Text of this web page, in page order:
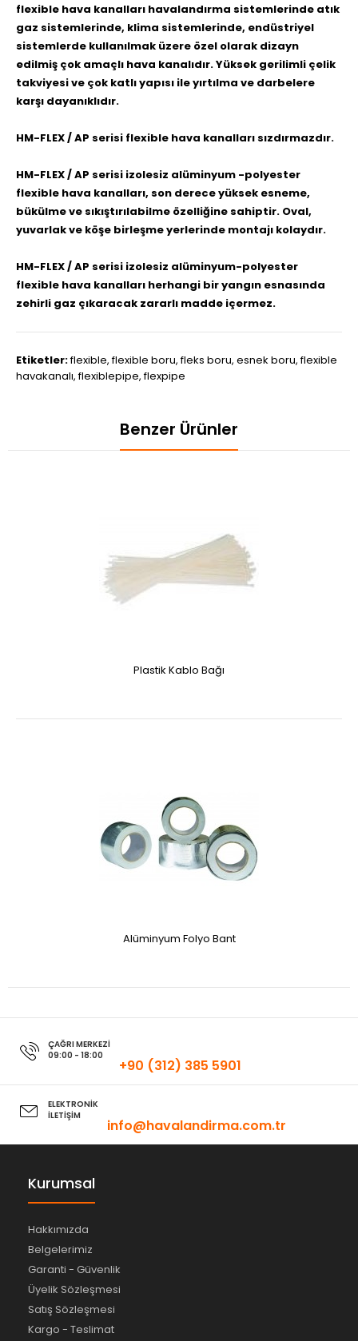
flexible hava kanalları havalandırma sistemlerinde atık
gaz sistemlerinde, klima sistemlerinde, endüstriyel
sistemlerde kullanılmak üzere özel olarak dizayn
edilmiş çok amaçlı hava kanalıdır. Yüksek gerilimli çelik
takviyesi ve çok katlı yapısı ile yırtılma ve darbelere
karşı dayanıklıdır.
HM-FLEX / AP serisi flexible hava kanalları sızdırmazdır.
HM-FLEX / AP serisi izolesiz alüminyum -polyester
flexible hava kanalları, son derece yüksek esneme,
bükülme ve sıkıştırılabilme özelliğine sahiptir. Oval,
yuvarlak ve köşe birleşme yerlerinde montajı kolaydır.
HM-FLEX / AP serisi izolesiz alüminyum-polyester
flexible hava kanalları herhangi bir yangın esnasında
zehirli gaz çıkaracak zararlı madde içermez.
Etiketler:flexible,flexible boru,fleks boru, esnek boru,flexible
havakanalı,flexiblepipe,flexpipe
Benzer Ürünler
Plastik Kablo Bağı
Alüminyum Folyo Bant
ÇAĞRI MERKEZİ
09:00 - 18:00
+90 (312) 385 5901
ELEKTRONİK
İLETİŞİM
info@havalandirma.com.tr
Kurumsal
Hakkımızda
Belgelerimiz
Garanti - Güvenlik
Üyelik Sözleşmesi
Satış Sözleşmesi
Kargo - Teslimat